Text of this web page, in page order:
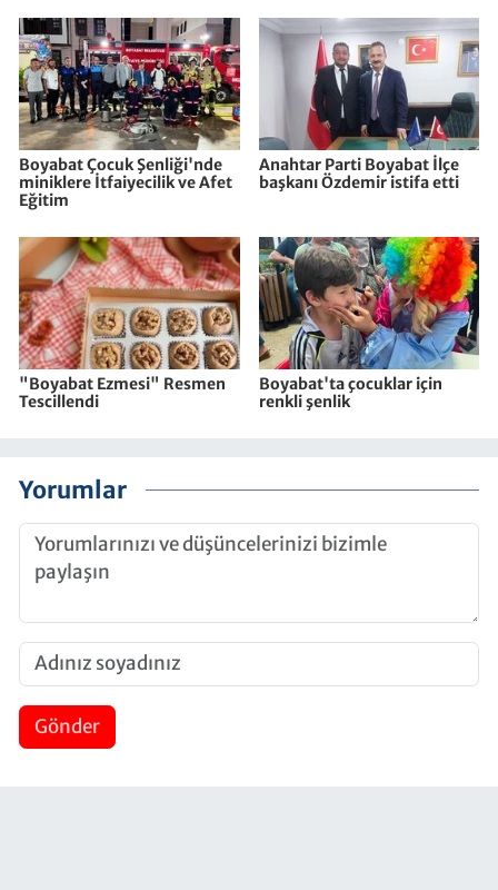
Boyabat Çocuk Şenliği'nde
miniklere İtfaiyecilik ve Afet
Eğitim
Anahtar Parti Boyabat İlçe
başkanı Özdemir istifa etti
"Boyabat Ezmesi" Resmen
Tescillendi
Boyabat'ta çocuklar için
renkli şenlik
Yorumlar
Gönder